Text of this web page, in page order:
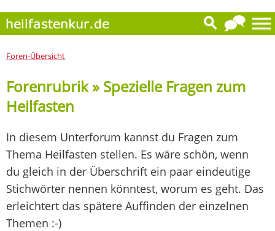
Foren-Übersicht
Forenrubrik » Spezielle Fragen zum
Heilfasten
In diesem Unterforum kannst du Fragen zum
Thema Heilfasten stellen. Es wäre schön, wenn
du gleich in der Überschrift ein paar eindeutige
Stichwörter nennen könntest, worum es geht. Das
erleichtert das spätere Auffinden der einzelnen
Themen :-)